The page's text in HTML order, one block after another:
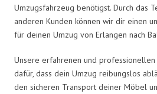
Umzugsfahrzeug benötigst. Durch das
anderen Kunden können wir dir einen
für deinen Umzug von Erlangen nach
Unsere erfahrenen und professionellen
dafür, dass dein Umzug reibungslos
den sicheren Transport deiner Möbel